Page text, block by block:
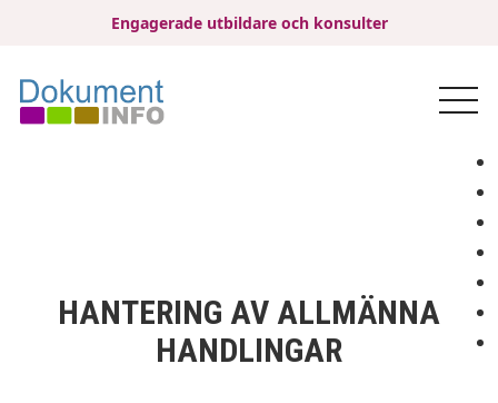
Engagerade utbildare och konsulter
HANTERING AV ALLMÄNNA
HANDLINGAR